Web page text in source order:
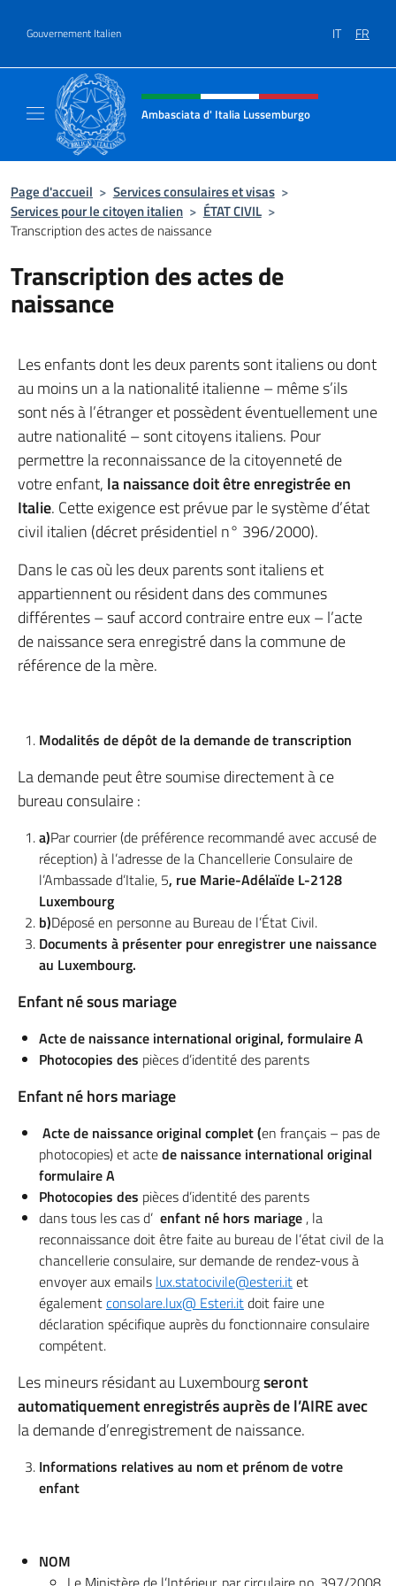
Gouvernement Italien IT FR
Site Web, social et en-tête de
Ambasciata d' Italia Lussemburgo
Page d'accueil > Services consulaires et visas >
Services pour le citoyen italien > ÉTAT CIVIL >
Transcription des actes de naissance
Transcription des actes de
naissance
Les enfants dont les deux parents sont italiens ou dont
au moins un a la nationalité italienne – même s’ils
sont nés à l’étranger et possèdent éventuellement une
autre nationalité – sont citoyens italiens. Pour
permettre la reconnaissance de la citoyenneté de
votre enfant, la naissance doit être enregistrée en
Italie. Cette exigence est prévue par le système d’état
civil italien (décret présidentiel n° 396/2000).
Dans le cas où les deux parents sont italiens et
appartiennent ou résident dans des communes
différentes – sauf accord contraire entre eux – l’acte
de naissance sera enregistré dans la commune de
référence de la mère.
Modalités de dépôt de la demande de transcription
La demande peut être soumise directement à ce
bureau consulaire :
a)Par courrier (de préférence recommandé avec accusé de
réception) à l’adresse de la Chancellerie Consulaire de
l’Ambassade d’Italie, 5, rue Marie-Adélaïde L-2128
Luxembourg
b)Déposé en personne au Bureau de l’État Civil.
Documents à présenter pour enregistrer une naissance
au Luxembourg.
Enfant né sous mariage
Acte de naissance international original, formulaire A
Photocopies des pièces d’identité des parents
Enfant né hors mariage
Acte de naissance original complet (en français – pas de
photocopies) et actede naissance international original
formulaire A
Photocopies des pièces d’identité des parents
dans tous les cas d’ enfant né hors mariage, la
reconnaissance doit être faite au bureau de l’état civil de la
chancellerie consulaire, sur demande de rendez-vous à
envoyer aux emails lux.statocivile@esteri.itet
égalementconsolare.lux@ Esteri.itdoit faire une
déclaration spécifique auprès du fonctionnaire consulaire
compétent.
Les mineurs résidant au Luxembourgseront
automatiquement enregistrés auprès de l’AIRE avec
la demande d’enregistrement de naissance.
Informations relatives au nom et prénom de votre
enfant
NOM